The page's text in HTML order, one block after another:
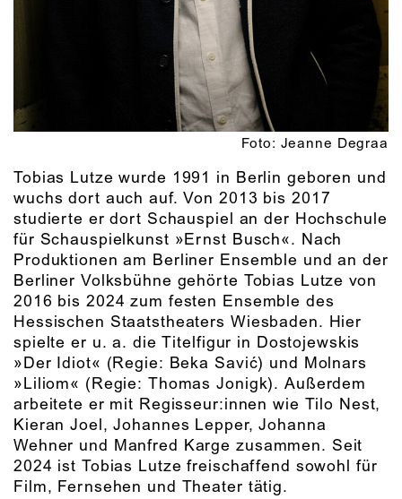
Foto: Jeanne Degraa
Tobias Lutze wurde 1991 in Berlin geboren und
wuchs dort auch auf. Von 2013 bis 2017
studierte er dort Schauspiel an der Hochschule
für Schauspielkunst »Ernst Busch«. Nach
Produktionen am Berliner Ensemble und an der
Berliner Volksbühne gehörte Tobias Lutze von
2016 bis 2024 zum festen Ensemble des
Hessischen Staatstheaters Wiesbaden. Hier
spielte er u. a. die Titelfigur in Dostojewskis
»Der Idiot« (Regie: Beka Savić) und Molnars
»Liliom« (Regie: Thomas Jonigk). Außerdem
arbeitete er mit Regisseur:innen wie Tilo Nest,
Kieran Joel, Johannes Lepper, Johanna
Wehner und Manfred Karge zusammen. Seit
2024 ist Tobias Lutze freischaffend sowohl für
Film, Fernsehen und Theater tätig.